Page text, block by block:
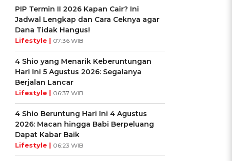
PIP Termin II 2026 Kapan Cair? Ini
Jadwal Lengkap dan Cara Ceknya agar
Dana Tidak Hangus!
Lifestyle | 07:36 WIB
4 Shio yang Menarik Keberuntungan
Hari Ini 5 Agustus 2026: Segalanya
Berjalan Lancar
Lifestyle | 06:37 WIB
4 Shio Beruntung Hari Ini 4 Agustus
2026: Macan hingga Babi Berpeluang
Dapat Kabar Baik
Lifestyle | 06:23 WIB